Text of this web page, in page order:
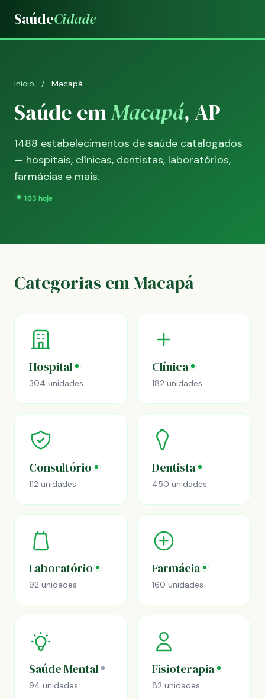
SaúdeCidade
Início / Macapá
Saúde emMacapá, AP
1488 estabelecimentos de saúde catalogados
— hospitais, clínicas, dentistas, laboratórios,
farmácias e mais.
Categorias em Macapá
Hospital
304 unidades
Clínica
182 unidades
Consultório
112 unidades
Dentista
450 unidades
Laboratório
92 unidades
Farmácia
160 unidades
Saúde Mental
94 unidades
Fisioterapia
82 unidades